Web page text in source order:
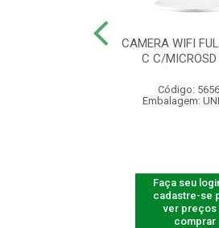
CAMERA WIFI
C C/MICROSD
Código:
Embalagem:
Faça seu
cadastre-se
ver preços
comprar